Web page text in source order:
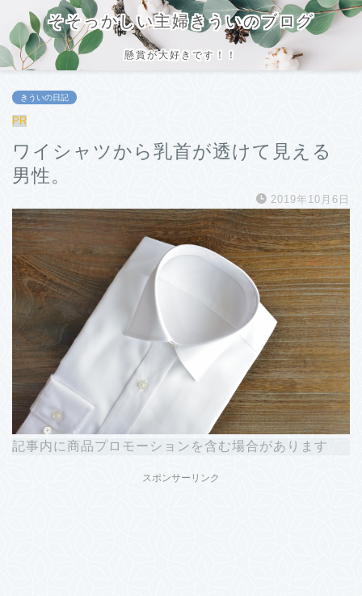
そそっかしい主婦きういのブログ
懸賞が大好きです！！
きういの日記
PR
ワイシャツから乳首が透けて見える
男性。
2019年10月6日
記事内に商品プロモーションを含む場合があります
スポンサーリンク